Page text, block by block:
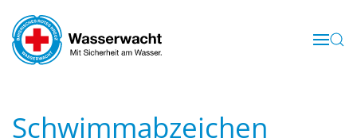
Skip to main content
Schwimmabzeichen